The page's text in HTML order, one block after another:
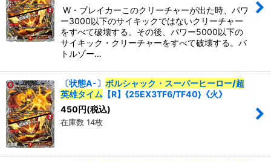
W・ブレイカーこのクリーチャーが出た時、パワ
ー3000以下のサイキックではないクリーチャー
をすべて破壊する。その後、パワー5000以下の
サイキック・クリーチャーをすべて破壊する。バ
トルゾー…
〔状態A-〕 ボルシャック・スーパーヒーロー/超
英雄タイム 【R】{25EX3TF6/TF40}《火》
450 円(税込)
在庫数 14枚